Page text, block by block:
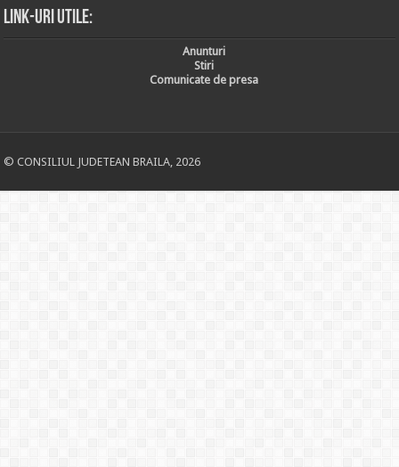
Link-uri utile:
Anunturi
Stiri
Comunicate de presa
© CONSILIUL JUDETEAN BRAILA, 2026